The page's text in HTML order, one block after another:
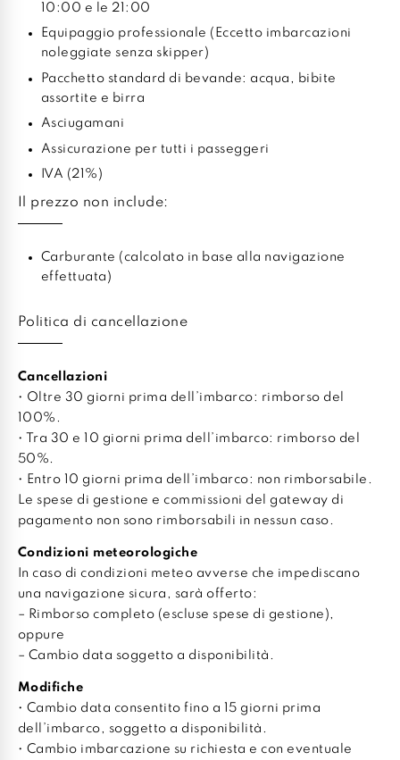
10:00 e le 21:00
Equipaggio professionale (Eccetto imbarcazioni
noleggiate senza skipper)
Pacchetto standard di bevande: acqua, bibite
assortite e birra
Asciugamani
Assicurazione per tutti i passeggeri
IVA (21%)
Il prezzo non include:
Carburante (calcolato in base alla navigazione
effettuata)
Politica di cancellazione
Cancellazioni
• Oltre 30 giorni prima dell’imbarco: rimborso del
100%.
• Tra 30 e 10 giorni prima dell’imbarco: rimborso del
50%.
• Entro 10 giorni prima dell’imbarco: non rimborsabile.
Le spese di gestione e commissioni del gateway di
pagamento non sono rimborsabili in nessun caso.
Condizioni meteorologiche
In caso di condizioni meteo avverse che impediscano
una navigazione sicura, sarà offerto:
– Rimborso completo (escluse spese di gestione),
oppure
– Cambio data soggetto a disponibilità.
Modifiche
• Cambio data consentito fino a 15 giorni prima
dell’imbarco, soggetto a disponibilità.
• Cambio imbarcazione su richiesta e con eventuale